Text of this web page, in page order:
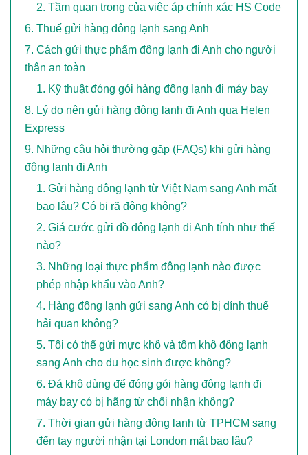
Tầm quan trọng của việc áp chính xác HS Code
Thuế gửi hàng đông lạnh sang Anh
Cách gửi thực phẩm đông lạnh đi Anh cho người
thân an toàn
Kỹ thuật đóng gói hàng đông lạnh đi máy bay
Lý do nên gửi hàng đông lạnh đi Anh qua Helen
Express
Những câu hỏi thường gặp (FAQs) khi gửi hàng
đông lạnh đi Anh
Gửi hàng đông lạnh từ Việt Nam sang Anh mất
bao lâu? Có bị rã đông không?
Giá cước gửi đồ đông lạnh đi Anh tính như thế
nào?
Những loại thực phẩm đông lạnh nào được
phép nhập khẩu vào Anh?
Hàng đông lạnh gửi sang Anh có bị dính thuế
hải quan không?
Tôi có thể gửi mực khô và tôm khô đông lạnh
sang Anh cho du học sinh được không?
Đá khô dùng để đóng gói hàng đông lạnh đi
máy bay có bị hãng từ chối nhận không?
Thời gian gửi hàng đông lạnh từ TPHCM sang
đến tay người nhận tại London mất bao lâu?